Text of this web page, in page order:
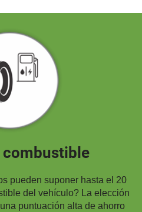
combustible
pueden suponer hasta el 20
del vehículo? La elección
puntuación alta de ahorro